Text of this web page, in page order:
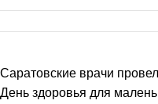
Саратовские врачи
День здоровья для